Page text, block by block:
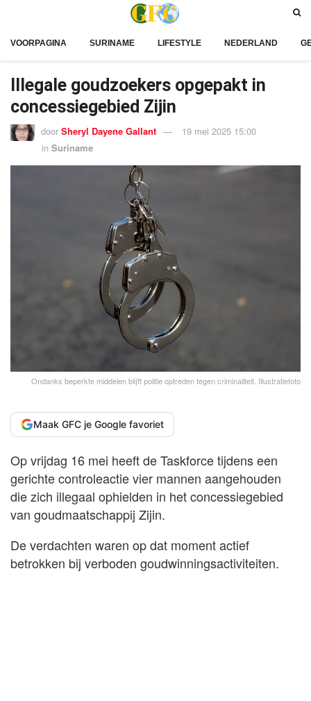
VOORPAGINA SURINAME LIFESTYLE NEDERLAND
Illegale goudzoekers opgepakt in
concessiegebied Zijin
door Sheryl Dayene Gallant
19 mei 2025 15:00
in Suriname
Ondanks beperkte middelen blijft politie optreden tegen criminaliteit. Illustratiefoto
Maak GFC je Google favoriet
Op vrijdag 16 mei heeft de Taskforce tijdens een
gerichte controleactie vier mannen aangehouden
die zich illegaal ophielden in het concessiegebied
van goudmaatschappij Zijin.
De verdachten waren op dat moment actief
betrokken bij verboden goudwinningsactiviteiten.